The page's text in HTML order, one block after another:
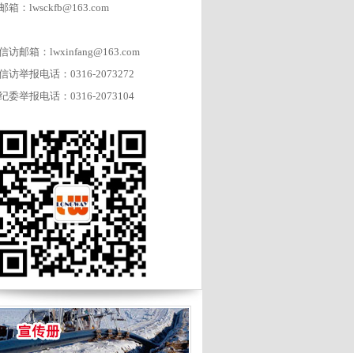
箱：lwsckfb@163.com
访邮箱：lwxinfang@163.com
访举报电话：0316-2073272
委举报电话：0316-2073104